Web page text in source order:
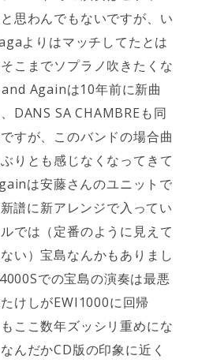
思わんでもないですが、い
よりはマッチしてたとは
こまでソプラノ吹きたくな
Againは10年前に新曲
DANS SA CHAMBREも同
すが、このバンドの場合曲
りとも感じなくなってきて
は安藤さんのユニットで
譜に新アレンジで入ってい
では（定番のように見えて
い）宝島なんかもありまし
での宝島の演奏は最悪
けしがEWI1000に回帰
ここ数年ズッシリ重めにな
んだかCD版の印象に近く